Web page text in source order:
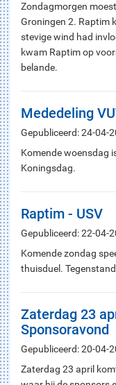
Zondagmorgen
Groningen 2. Raptim
stevige wind had
kwam Raptim op
belande.
Mededeling
Gepubliceerd: 24-04-
Komende woensdag
Koningsdag.
Raptim - USV
Gepubliceerd: 22-04-
Komende zondag
thuisduel.
Zaterdag 23
Sponsoravond
Gepubliceerd: 20-04-
Zaterdag 23 april